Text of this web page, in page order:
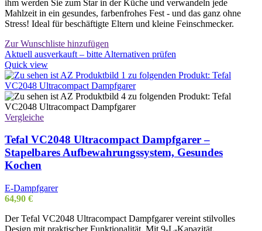
ihm werden Sie zum Star in der Küche und verwandeln jede
Mahlzeit in ein gesundes, farbenfrohes Fest - und das ganz ohne
Stress! Ideal für beschäftigte Eltern und kleine Feinschmecker.
Zur Wunschliste hinzufügen
Aktuell ausverkauft – bitte Alternativen prüfen
Quick view
Vergleiche
Tefal VC2048 Ultracompact Dampfgarer –
Stapelbares Aufbewahrungssystem, Gesundes
Kochen
E-Dampfgarer
64,90 €
Der Tefal VC2048 Ultracompact Dampfgarer vereint stilvolles
Design mit praktischer Funktionalität. Mit 9-L-Kapazität,